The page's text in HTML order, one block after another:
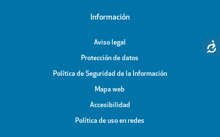
Información
Aviso legal
Protección de datos
Política de Seguridad de la Información
Mapa web
Accesibilidad
Política de uso en redes